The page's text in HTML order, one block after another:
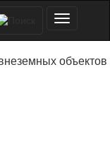
объектов